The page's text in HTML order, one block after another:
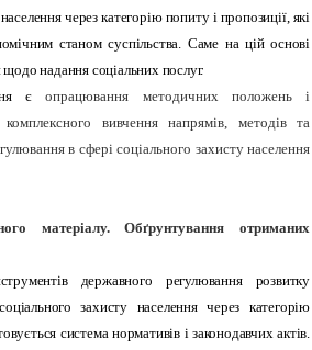
через категорію попиту і пропозиції, які
станом суспільства. Саме на цій основі
надання соціальних послуг.
єопрацювання методичних положень і
вивчення напрямів, методів та
в сфері соціального захисту населення
матеріалу.
Обґрунтування отриманих
державного регулювання розвитку
захисту населення через категорію
система нормативів і законодавчих актів.